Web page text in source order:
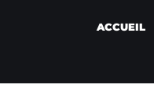
ACCUEIL